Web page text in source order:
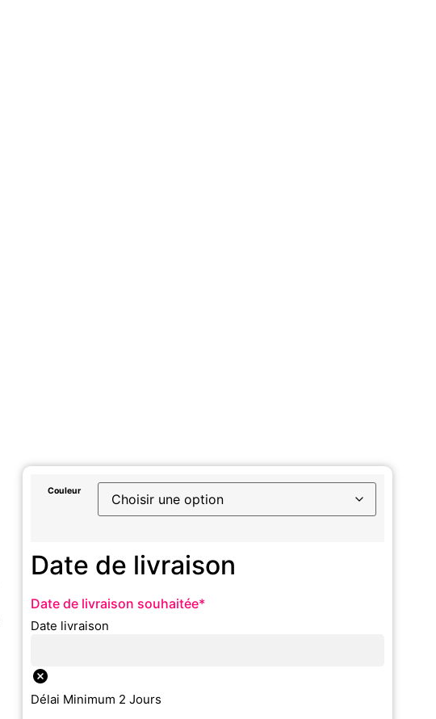
Couleur
Date de livraison
Date de livraison souhaitée*
Date livraison
Délai Minimum 2 Jours